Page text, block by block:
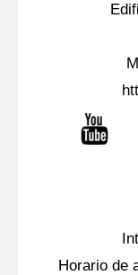
Horario de